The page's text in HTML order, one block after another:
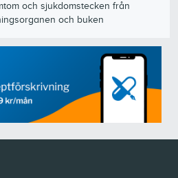
och sjukdomstecken från
och buken